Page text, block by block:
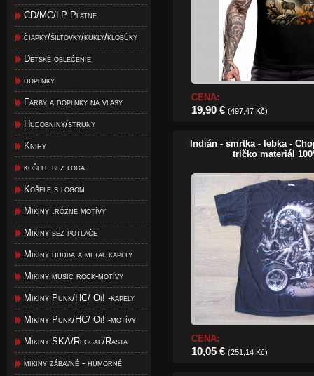
CD/MC/LP Platne
čiapky/šiltovky/kukly/klobúky
Detské oblečenie
doplnky
Farby a doplnky na vlasy
Hudobniny/struny
Knihy
košele bez loga
Košele s logom
Mikiny .rôzne motívy
Mikiny bez potlače
Mikiny hudba a metal-kapely
Mikiny music rock-motívy
Mikiny Punk/HC/ Oi! -kapely
Mikiny Punk/HC/ Oi! -motívy
Mikiny SKA/Reggae/Rasta
mikiny zábavné - humorné
CENA:
19,90 € (497,47 Kč)
Indián - smrtka - lebka -
tričko materiál
CENA:
10,05 € (251,14 Kč)